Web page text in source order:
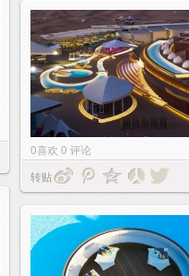
0喜欢 0 评论
转贴